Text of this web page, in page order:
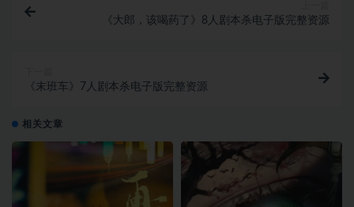
《大郎，该喝药了》8人剧本杀电子版完整资源
《末班车》7人剧本杀电子版完整资源
相关文章